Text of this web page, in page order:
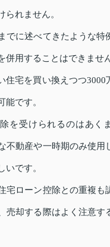
られません。
でに述べてきたような特
併用することはできません
住宅を買い換えつつ3000
能です。
を受けられるのはあく
不動産や一時期のみ使用
いです。
宅ローン控除との重複も
売却する際はよく注意す